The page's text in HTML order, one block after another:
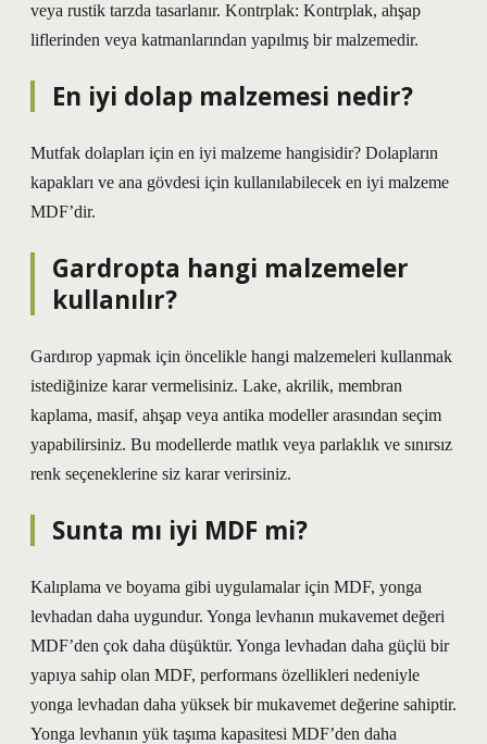
veya rustik tarzda tasarlanır. Kontrplak: Kontrplak, ahşap
liflerinden veya katmanlarından yapılmış bir malzemedir.
En iyi dolap malzemesi nedir?
Mutfak dolapları için en iyi malzeme hangisidir? Dolapların
kapakları ve ana gövdesi için kullanılabilecek en iyi malzeme
MDF’dir.
Gardropta hangi malzemeler
kullanılır?
Gardırop yapmak için öncelikle hangi malzemeleri kullanmak
istediğinize karar vermelisiniz. Lake, akrilik, membran
kaplama, masif, ahşap veya antika modeller arasından seçim
yapabilirsiniz. Bu modellerde matlık veya parlaklık ve sınırsız
renk seçeneklerine siz karar verirsiniz.
Sunta mı iyi MDF mi?
Kalıplama ve boyama gibi uygulamalar için MDF, yonga
levhadan daha uygundur. Yonga levhanın mukavemet değeri
MDF’den çok daha düşüktür. Yonga levhadan daha güçlü bir
yapıya sahip olan MDF, performans özellikleri nedeniyle
yonga levhadan daha yüksek bir mukavemet değerine sahiptir.
Yonga levhanın yük taşıma kapasitesi MDF’den daha